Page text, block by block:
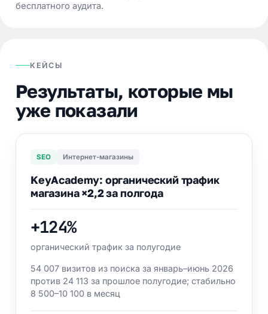
бесплатного аудита.
КЕЙСЫ
Результаты, которые мы
уже показали
SEO Интернет-магазины
KeyAcademy: органический трафик
магазина ×2,2 за полгода
+124%
органический трафик за полугодие
54 007 визитов из поиска за январь–июнь 2026
против 24 113 за прошлое полугодие; стабильно
8 500–10 100 в месяц